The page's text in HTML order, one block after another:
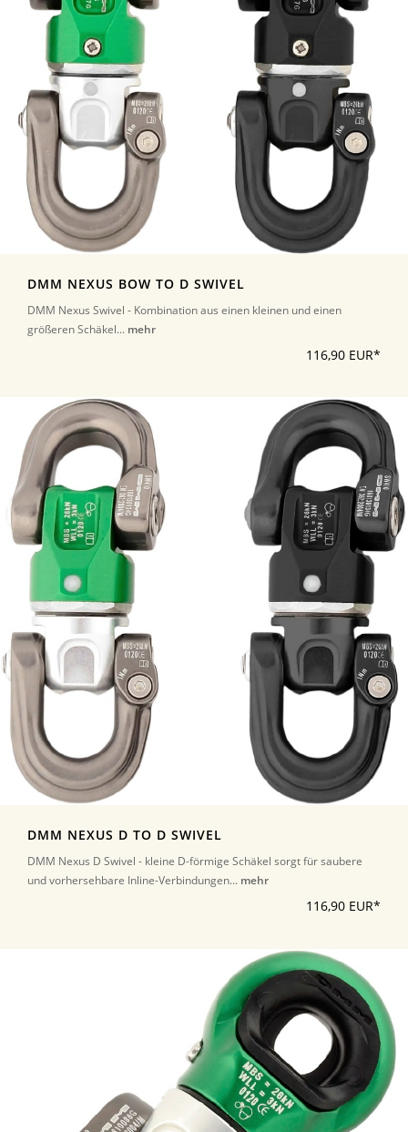
DMM NEXUS BOW TO D SWIVEL
DMM Nexus Swivel - Kombination aus einen kleinen und einen
größeren Schäkel... mehr
116,90 EUR*
DMM NEXUS D TO D SWIVEL
DMM Nexus D Swivel - kleine D-förmige Schäkel sorgt für saubere
und vorhersehbare Inline-Verbindungen... mehr
116,90 EUR*